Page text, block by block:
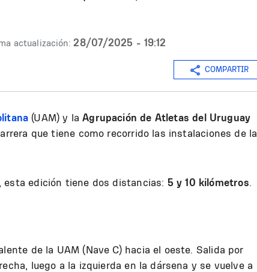
actualización: 28/07/2025 - 19:12
COMPARTIR
(UAM) y laAgrupación de Atletas del Uruguay
que tiene como recorrido las instalaciones de la
esta edición tiene dos distancias: 5 y 10 kilómetros.
de la UAM (Nave C) hacia el oeste. Salida por
luego a la izquierda en la dársena y se vuelve a